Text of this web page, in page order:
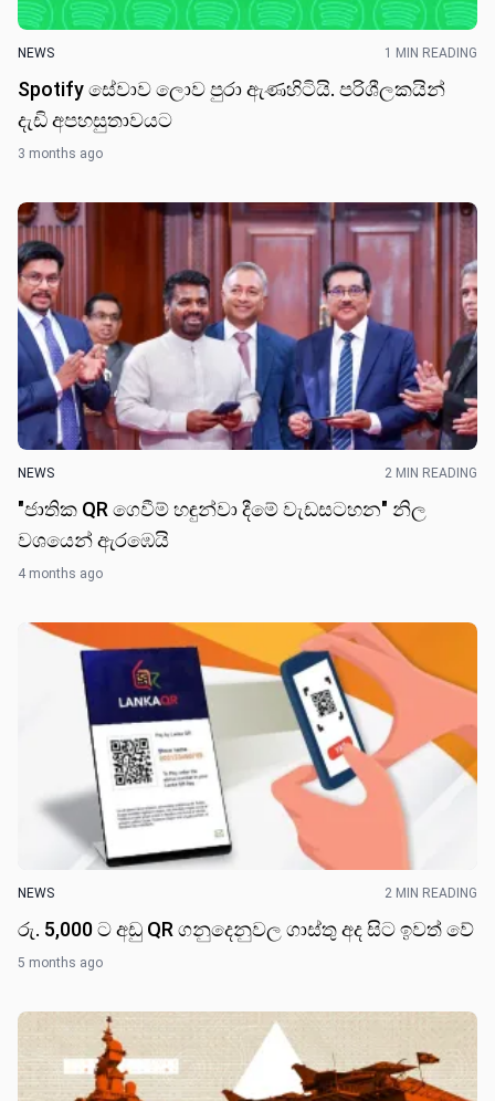
NEWS 1 MIN READING
Spotify සේවාව ලොව පුරා ඇණහිටියි. පරිශීලකයින්
දැඩි අපහසුතාවයට
3 months ago
NEWS 2 MIN READING
"ජාතික QR ගෙවීම් හඳුන්වා දීමේ වැඩසටහන" නිල
වශයෙන් ඇරඹෙයි
4 months ago
NEWS 2 MIN READING
රු. 5,000 ට අඩු QR ගනුදෙනුවල ගාස්තු අද සිට ඉවත් වේ
5 months ago